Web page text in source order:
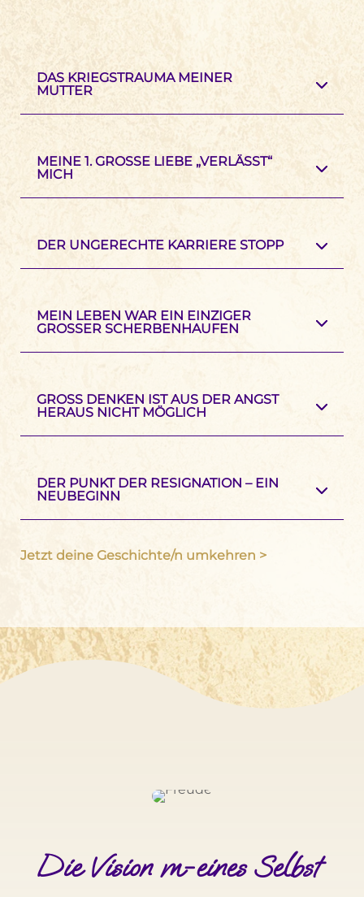
DAS KRIEGSTRAUMA MEINER
MUTTER
MEINE 1. GROSSE LIEBE „VERLÄSST“ M
ICH
DER UNGERECHTE KARRIERE STOPP
MEIN LEBEN WAR EIN EINZIGER
GROSSER SCHERBENHAUFEN
GROSS DENKEN IST AUS DER ANGST H
ERAUS NICHT MÖGLICH
DER PUNKT DER RESIGNATION – EIN
NEUBEGINN
Jetzt deine Geschichte/n umkehren >
Die Vision m-eines Selbst